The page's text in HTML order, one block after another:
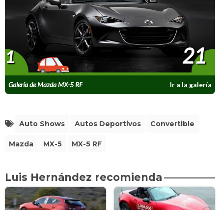
Galería de Mazda MX-5 RF Ir a la galería
1 21
Auto Shows Autos Deportivos Convertible
Mazda MX-5 MX-5 RF
Luis Hernández recomienda